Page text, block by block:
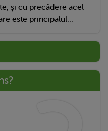
și cu precădere acel
este principalul...